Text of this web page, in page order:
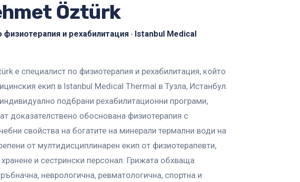
Öztürk
физиотерапия и рехабилитация · Istanbul Medical
е специалист по физиотерапия и рехабилитация, който
екип в Istanbul Medical Thermal в Тузла, Истанбул.
подбрани рехабилитационни програми,
доказателствено обоснована физиотерапия с
свойства на богатите на минерали термални води на
от мултидисциплинарен екип от физиотерапевти,
и сестрински персонал. Грижата обхваща
неврологична, ревматологична, спортна и